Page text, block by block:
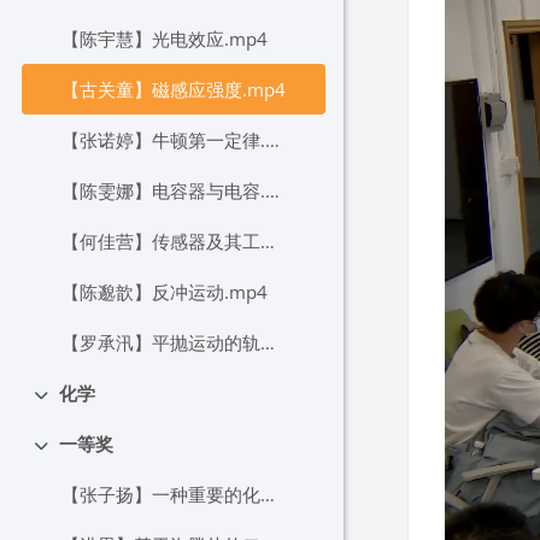
【陈宇慧】光电效应.mp4
【古关童】磁感应强度.mp4
【张诺婷】牛顿第一定律.mp4
【陈雯娜】电容器与电容.mp4
【何佳营】传感器及其工作原理.mp4
【陈邈歆】反冲运动.mp4
【罗承汛】平抛运动的轨迹.mp4
折叠
化学
一等奖
【张子扬】一种重要的化工产品——二氧化硫.mp4